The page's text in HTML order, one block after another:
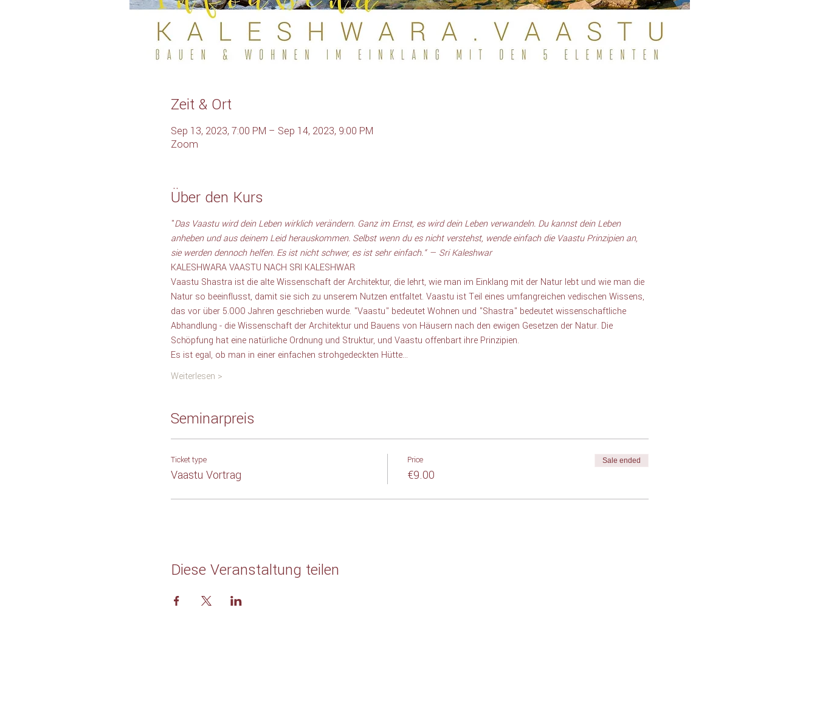
Zeit & Ort
Sep 13, 2023, 7:00 PM – Sep 14, 2023, 9:00 PM
Zoom
Über den Kurs
"Das Vaastu wird dein Leben wirklich verändern. Ganz im Ernst, es wird dein Leben verwandeln. Du kannst dein Leben
anheben und aus deinem Leid herauskommen. Selbst wenn du es nicht verstehst, wende einfach die Vaastu Prinzipien an,
sie werden dennoch helfen. Es ist nicht schwer, es ist sehr einfach.“ — Sri Kaleshwar
KALESHWARA VAASTU NACH SRI KALESHWAR
Vaastu Shastra ist die alte Wissenschaft der Architektur, die lehrt, wie man im Einklang mit der Natur lebt und wie man die
Natur so beeinflusst, damit sie sich zu unserem Nutzen entfaltet. Vaastu ist Teil eines umfangreichen vedischen Wissens,
das vor über 5.000 Jahren geschrieben wurde. "Vaastu" bedeutet Wohnen und "Shastra" bedeutet wissenschaftliche
Abhandlung - die Wissenschaft der Architektur und Bauens von Häusern nach den ewigen Gesetzen der Natur. Die
Schöpfung hat eine natürliche Ordnung und Struktur, und Vaastu offenbart ihre Prinzipien.
Es ist egal, ob man in einer einfachen strohgedeckten Hütte…
Weiterlesen >
Seminarpreis
Ticket type
Vaastu Vortrag
Price
€9.00
Sale ended
Diese Veranstaltung teilen